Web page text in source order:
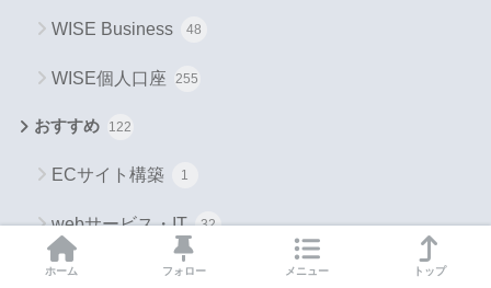
WISE Business 48
WISE個人口座 255
おすすめ 122
ECサイト構築 1
webサービス・IT 32
fliki
ホーム フォロー メニュー トップ